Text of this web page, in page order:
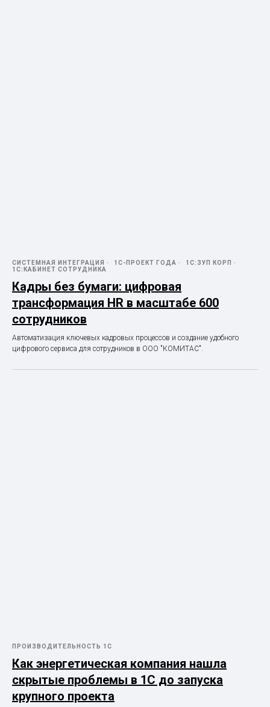
СИСТЕМНАЯ ИНТЕГРАЦИЯ 1С-ПРОЕКТ ГОДА
1С:ЗУП КОРП
1С:КАБИНЕТ СОТРУДНИКА
Кадры без бумаги: цифровая
трансформация HR в масштабе 600
сотрудников
Автоматизация ключевых кадровых процессов и создание удобного
цифрового сервиса для сотрудников в ООО "КОМИТАС".
ПРОИЗВОДИТЕЛЬНОСТЬ 1С
Как энергетическая компания нашла
скрытые проблемы в 1С до запуска
крупного проекта